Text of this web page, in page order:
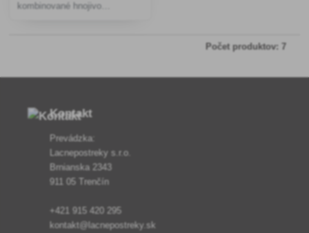
kombinované hnojivo
Počet produktov: 7
Kontakt
Prevádzka:
Lacnepostreky s.r.o.
Brnianska 2343
911 05 Trenčín
+421 915 420 295
kontakt@lacnepostreky.sk